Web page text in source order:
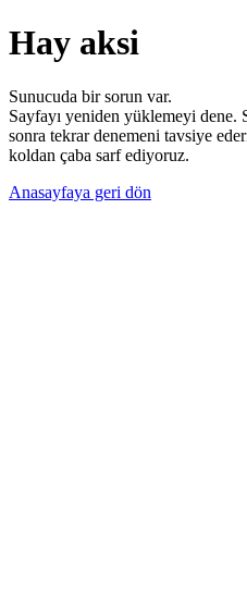
Hay aksi
Sunucuda bir sorun var.
Sayfayı yeniden yüklemeyi dene.
sonra tekrar denemeni tavsiye
koldan çaba sarf ediyoruz.
Anasayfaya geri dön